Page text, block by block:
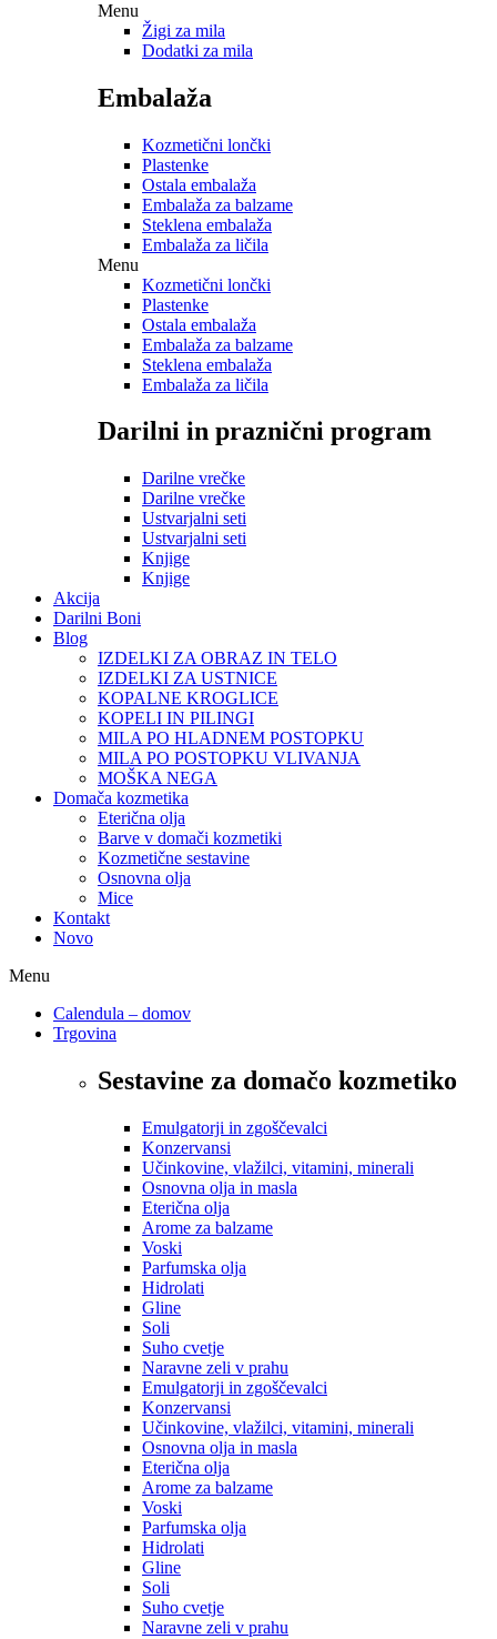
Menu
Žigi za mila
Dodatki za mila
Embalaža
Kozmetični lončki
Plastenke
Ostala embalaža
Embalaža za balzame
Steklena embalaža
Embalaža za ličila
Menu
Kozmetični lončki
Plastenke
Ostala embalaža
Embalaža za balzame
Steklena embalaža
Embalaža za ličila
Darilni in praznični program
Darilne vrečke
Darilne vrečke
Ustvarjalni seti
Ustvarjalni seti
Knjige
Knjige
Akcija
Darilni Boni
Blog
IZDELKI ZA OBRAZ IN TELO
IZDELKI ZA USTNICE
KOPALNE KROGLICE
KOPELI IN PILINGI
MILA PO HLADNEM POSTOPKU
MILA PO POSTOPKU VLIVANJA
MOŠKA NEGA
Domača kozmetika
Eterična olja
Barve v domači kozmetiki
Kozmetične sestavine
Osnovna olja
Mice
Kontakt
Novo
Menu
Calendula – domov
Trgovina
Sestavine za domačo kozmetiko
Emulgatorji in zgoščevalci
Konzervansi
Učinkovine, vlažilci, vitamini, minerali
Osnovna olja in masla
Eterična olja
Arome za balzame
Voski
Parfumska olja
Hidrolati
Gline
Soli
Suho cvetje
Naravne zeli v prahu
Emulgatorji in zgoščevalci
Konzervansi
Učinkovine, vlažilci, vitamini, minerali
Osnovna olja in masla
Eterična olja
Arome za balzame
Voski
Parfumska olja
Hidrolati
Gline
Soli
Suho cvetje
Naravne zeli v prahu